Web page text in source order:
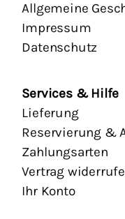
Allgemeine
Impressum
Datenschutz
Services & Hilfe
Lieferung
Reservierung &
Zahlungsarten
Vertrag
Ihr Konto